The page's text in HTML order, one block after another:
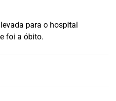
para o hospital
foi a óbito.